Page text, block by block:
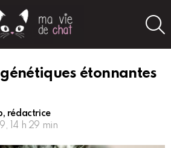
étonnantes
rédactrice
14 h 29 min